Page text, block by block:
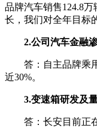
品牌汽车销售124.8
长，我们对全年目标
2.公司汽车金融
答：自主品牌乘
近30%。
3.变速箱研发及
答：长安目前正